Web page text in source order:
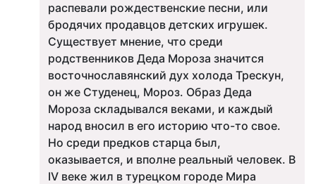
распевали рождественские песни, или
бродячих продавцов детских игрушек.
Существует мнение, что среди
родственников Деда Мороза значится
восточнославянский дух холода Трескун,
он же Студенец, Мороз. Образ Деда
Мороза складывался веками, и каждый
народ вносил в его историю что-то свое.
Но среди предков старца был,
оказывается, и вполне реальный человек. В
IV веке жил в турецком городе Мира